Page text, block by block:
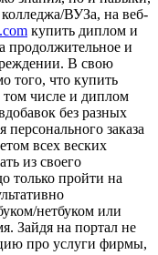
ВУЗа, на веб-
купить диплом и
продолжительное и
В свою
того, что купить
числе и диплом
без разных
персонального заказа
всех веских
из своего
только пройти на
нетбуком или
Зайдя на портал не
про услуги фирмы,